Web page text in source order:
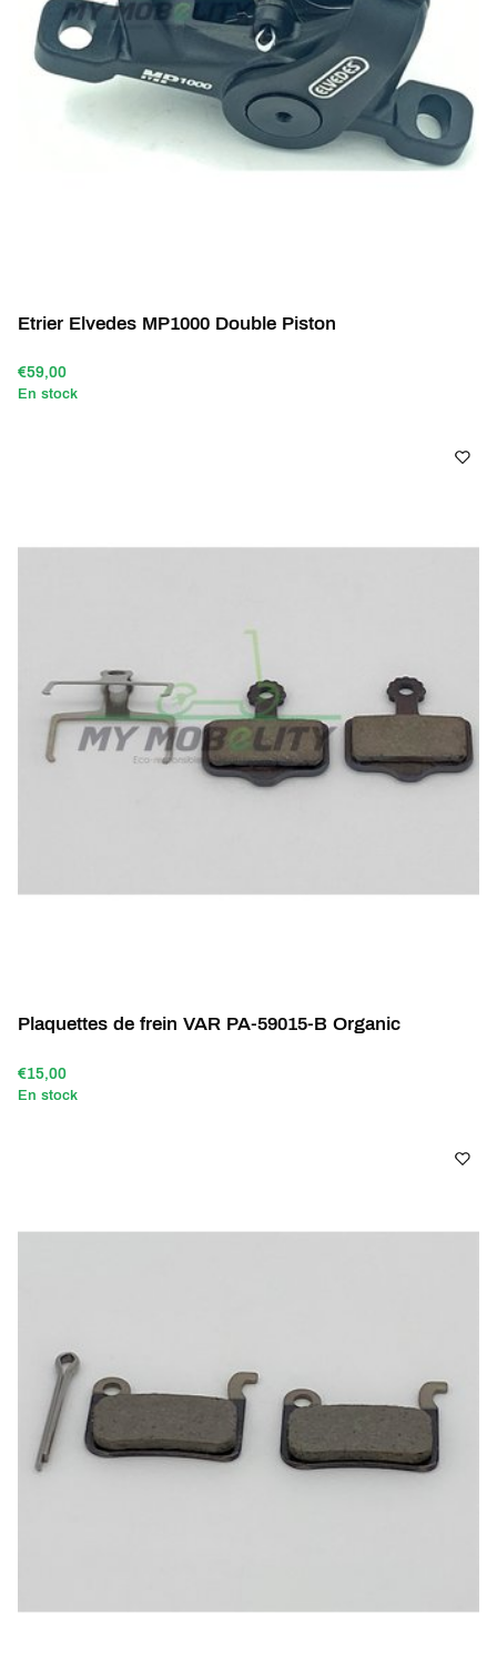
Etrier Elvedes MP1000 Double Piston
€59,00
En stock
Plaquettes de frein VAR PA-59015-B Organic
€15,00
En stock